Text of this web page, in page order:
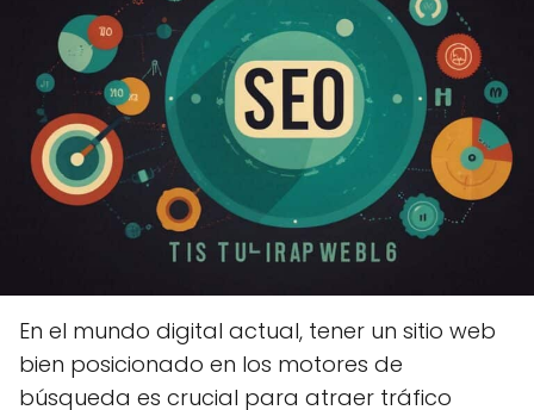
En el mundo digital actual, tener un sitio web
bien posicionado en los motores de
búsqueda es crucial para atraer tráfico